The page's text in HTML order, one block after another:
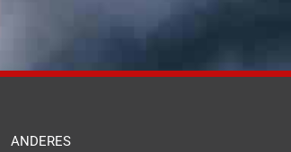
ANDERES